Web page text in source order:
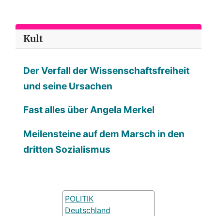
Kult
Der Verfall der Wissenschaftsfreiheit
und seine Ursachen
Fast alles über Angela Merkel
Meilensteine auf dem Marsch in den
dritten Sozialismus
POLITIK
Deutschland